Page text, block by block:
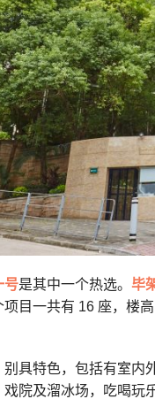
号是其中一个热选。 毕
项目一共有 16 座，楼
具特色，包括有室
院及溜冰场，吃喝玩